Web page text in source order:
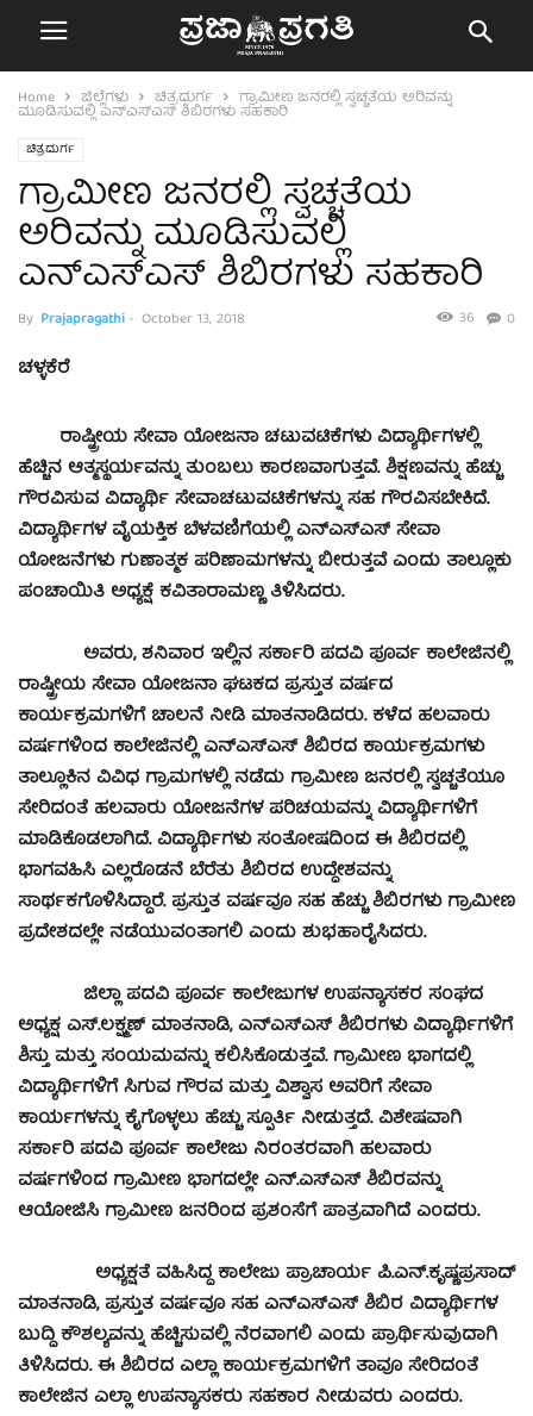
Home ಜಿಲ್ಲೆಗಳು ಚಿತ್ರದುರ್ಗ ಗ್ರಾಮೀಣ ಜನರಲ್ಲಿ ಸ್ವಚ್ಚತೆಯ ಅರಿವನ್ನು
ಮೂಡಿಸುವಲ್ಲಿ ಎನ್‍ಎಸ್‍ಎಸ್ ಶಿಬಿರಗಳು ಸಹಕಾರಿ
ಚಿತ್ರದುರ್ಗ
ಗ್ರಾಮೀಣ ಜನರಲ್ಲಿ ಸ್ವಚ್ಚತೆಯ
ಅರಿವನ್ನು ಮೂಡಿಸುವಲ್ಲಿ
ಎನ್‍ಎಸ್‍ಎಸ್ ಶಿಬಿರಗಳು ಸಹಕಾರಿ
By Prajapragathi- October 13, 2018 0
36
ಚಳ್ಳಕೆರೆ
ರಾಷ್ಟ್ರೀಯ ಸೇವಾ ಯೋಜನಾ ಚಟುವಟಿಕೆಗಳು ವಿದ್ಯಾರ್ಥಿಗಳಲ್ಲಿ
ಹೆಚ್ಚಿನ ಆತ್ಮಸ್ಥರ್ಯವನ್ನು ತುಂಬಲು ಕಾರಣವಾಗುತ್ತವೆ. ಶಿಕ್ಷಣವನ್ನು ಹೆಚ್ಚು
ಗೌರವಿಸುವ ವಿದ್ಯಾರ್ಥಿ ಸೇವಾಚಟುವಟಿಕೆಗಳನ್ನು ಸಹ ಗೌರವಿಸಬೇಕಿದೆ.
ವಿದ್ಯಾರ್ಥಿಗಳ ವೈಯಕ್ತಿಕ ಬೆಳವಣಿಗೆಯಲ್ಲಿ ಎನ್‍ಎಸ್‍ಎಸ್ ಸೇವಾ
ಯೋಜನೆಗಳು ಗುಣಾತ್ಮಕ ಪರಿಣಾಮಗಳನ್ನು ಬೀರುತ್ತವೆ ಎಂದು ತಾಲ್ಲೂಕು
ಪಂಚಾಯಿತಿ ಅಧ್ಯಕ್ಷೆ ಕವಿತಾರಾಮಣ್ಣ ತಿಳಿಸಿದರು.
ಅವರು, ಶನಿವಾರ ಇಲ್ಲಿನ ಸರ್ಕಾರಿ ಪದವಿ ಪೂರ್ವ ಕಾಲೇಜಿನಲ್ಲಿ
ರಾಷ್ಟ್ರೀಯ ಸೇವಾ ಯೋಜನಾ ಘಟಕದ ಪ್ರಸ್ತುತ ವರ್ಷದ
ಕಾರ್ಯಕ್ರಮಗಳಿಗೆ ಚಾಲನೆ ನೀಡಿ ಮಾತನಾಡಿದರು. ಕಳೆದ ಹಲವಾರು
ವರ್ಷಗಳಿಂದ ಕಾಲೇಜಿನಲ್ಲಿ ಎನ್‍ಎಸ್‍ಎಸ್ ಶಿಬಿರದ ಕಾರ್ಯಕ್ರಮಗಳು
ತಾಲ್ಲೂಕಿನ ವಿವಿಧ ಗ್ರಾಮಗಳಲ್ಲಿ ನಡೆದು ಗ್ರಾಮೀಣ ಜನರಲ್ಲಿ ಸ್ವಚ್ಚತೆಯೂ
ಸೇರಿದಂತೆ ಹಲವಾರು ಯೋಜನೆಗಳ ಪರಿಚಯವನ್ನು ವಿದ್ಯಾರ್ಥಿಗಳಿಗೆ
ಮಾಡಿಕೊಡಲಾಗಿದೆ. ವಿದ್ಯಾರ್ಥಿಗಳು ಸಂತೋಷದಿಂದ ಈ ಶಿಬಿರದಲ್ಲಿ
ಭಾಗವಹಿಸಿ ಎಲ್ಲರೊಡನೆ ಬೆರೆತು ಶಿಬಿರದ ಉದ್ದೇಶವನ್ನು
ಸಾರ್ಥಕಗೊಳಿಸಿದ್ಧಾರೆ. ಪ್ರಸ್ತುತ ವರ್ಷವೂ ಸಹ ಹೆಚ್ಚು ಶಿಬಿರಗಳು ಗ್ರಾಮೀಣ
ಪ್ರದೇಶದಲ್ಲೇ ನಡೆಯುವಂತಾಗಲಿ ಎಂದು ಶುಭಹಾರೈಸಿದರು.
ಜಿಲ್ಲಾ ಪದವಿ ಪೂರ್ವ ಕಾಲೇಜುಗಳ ಉಪನ್ಯಾಸಕರ ಸಂಘದ
ಅಧ್ಯಕ್ಷ ಎಸ್.ಲಕ್ಷ್ಮಣ್ ಮಾತನಾಡಿ, ಎನ್‍ಎಸ್‍ಎಸ್ ಶಿಬಿರಗಳು ವಿದ್ಯಾರ್ಥಿಗಳಿಗೆ
ಶಿಸ್ತು ಮತ್ತು ಸಂಯಮವನ್ನು ಕಲಿಸಿಕೊಡುತ್ತವೆ. ಗ್ರಾಮೀಣ ಭಾಗದಲ್ಲಿ
ವಿದ್ಯಾರ್ಥಿಗಳಿಗೆ ಸಿಗುವ ಗೌರವ ಮತ್ತು ವಿಶ್ವಾಸ ಅವರಿಗೆ ಸೇವಾ
ಕಾರ್ಯಗಳನ್ನು ಕೈಗೊಳ್ಳಲು ಹೆಚ್ಚು ಸ್ಪೂರ್ತಿ ನೀಡುತ್ತದೆ. ವಿಶೇಷವಾಗಿ
ಸರ್ಕಾರಿ ಪದವಿ ಪೂರ್ವ ಕಾಲೇಜು ನಿರಂತರವಾಗಿ ಹಲವಾರು
ವರ್ಷಗಳಿಂದ ಗ್ರಾಮೀಣ ಭಾಗದಲ್ಲೇ ಎನ್.ಎಸ್‍ಎಸ್ ಶಿಬಿರವನ್ನು
ಆಯೋಜಿಸಿ ಗ್ರಾಮೀಣ ಜನರಿಂದ ಪ್ರಶಂಸೆಗೆ ಪಾತ್ರವಾಗಿದೆ ಎಂದರು.
ಅಧ್ಯಕ್ಷತೆ ವಹಿಸಿದ್ದ ಕಾಲೇಜು ಪ್ರಾಚಾರ್ಯ ಪಿ.ಎನ್.ಕೃಷ್ಣಪ್ರಸಾದ್
ಮಾತನಾಡಿ, ಪ್ರಸ್ತುತ ವರ್ಷವೂ ಸಹ ಎನ್‍ಎಸ್‍ಎಸ್ ಶಿಬಿರ ವಿದ್ಯಾರ್ಥಿಗಳ
ಬುದ್ದಿ ಕೌಶಲ್ಯವನ್ನು ಹೆಚ್ಚಿಸುವಲ್ಲಿ ನೆರವಾಗಲಿ ಎಂದು ಪ್ರಾರ್ಥಿಸುವುದಾಗಿ
ತಿಳಿಸಿದರು. ಈ ಶಿಬಿರದ ಎಲ್ಲಾ ಕಾರ್ಯಕ್ರಮಗಳಿಗೆ ತಾವೂ ಸೇರಿದಂತೆ
ಕಾಲೇಜಿನ ಎಲ್ಲಾ ಉಪನ್ಯಾಸಕರು ಸಹಕಾರ ನೀಡುವರು ಎಂದರು.